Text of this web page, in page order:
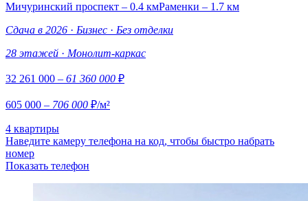
Мичуринский проспект – 0.4 кмРаменки – 1.7 км
Сдача в 2026 · Бизнес · Без отделки
28 этажей · Монолит-каркас
32 261 000 – 61 360 000 ₽
605 000 – 706 000 ₽/м²
4 квартиры
Наведите камеру телефона на код, чтобы быстро набрать
номер
Показать телефон